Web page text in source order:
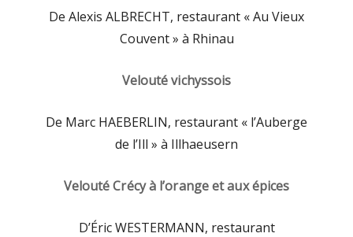
De Alexis ALBRECHT, restaurant « Au Vieux
Couvent » à Rhinau
Velouté vichyssois
De Marc HAEBERLIN, restaurant « l’Auberge
de l’Ill » à Illhaeusern
Velouté Crécy à l’orange et aux épices
D’Éric WESTERMANN, restaurant